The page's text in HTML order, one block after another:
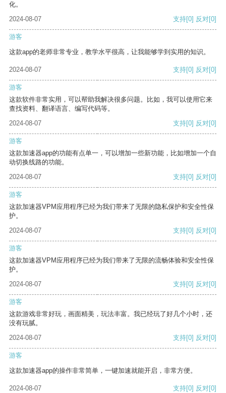
化。
2024-08-07
支持[0] 反对[0]
游客
这款app的老师非常专业，教学水平很高，让我能够学到实用的知识。
2024-08-07 支持[0] 反对[0]
游客
这款软件非常实用，可以帮助我解决很多问题。比如，我可以使用它来
查找资料、翻译语言、编写代码等。
2024-08-07
支持[0] 反对[0]
游客
这款加速器app的功能有点单一，可以增加一些新功能，比如增加一个自
动切换线路的功能。
2024-08-07
支持[0] 反对[0]
游客
这款加速器VPM应用程序已经为我们带来了无限的隐私保护和安全性保
护。
2024-08-07
支持[0] 反对[0]
游客
这款加速器VPM应用程序已经为我们带来了无限的流畅体验和安全性保
护。
2024-08-07
支持[0] 反对[0]
游客
这款游戏非常好玩，画面精美，玩法丰富。我已经玩了好几个小时，还
没有玩腻。
2024-08-07
支持[0] 反对[0]
游客
这款加速器app的操作非常简单，一键加速就能开启，非常方便。
2024-08-07 支持[0] 反对[0]